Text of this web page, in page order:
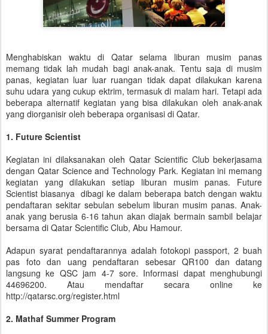
Menghabiskan waktu di Qatar selama liburan musim panas
memang tidak lah mudah bagi anak-anak. Tentu saja di musim
panas, kegiatan luar luar ruangan tidak dapat dilakukan karena
suhu udara yang cukup ektrim, termasuk di malam hari. Tetapi ada
beberapa alternatif kegiatan yang bisa dilakukan oleh anak-anak
yang diorganisir oleh beberapa organisasi di Qatar.
1. Future Scientist
Kegiatan ini dilaksanakan oleh Qatar Scientific Club bekerjasama
dengan Qatar Science and Technology Park. Kegiatan ini memang
kegiatan yang dilakukan setiap liburan musim panas. Future
Scientist biasanya dibagi ke dalam beberapa batch dengan waktu
pendaftaran sekitar sebulan sebelum liburan musim panas. Anak-
anak yang berusia 6-16 tahun akan diajak bermain sambil belajar
bersama di Qatar Scientific Club, Abu Hamour.
Adapun syarat pendaftarannya adalah fotokopi passport, 2 buah
pas foto dan uang pendaftaran sebesar QR100 dan datang
langsung ke QSC jam 4-7 sore. Informasi dapat menghubungi
44696200. Atau mendaftar secara online ke
http://qatarsc.org/register.html
2. Mathaf Summer Program